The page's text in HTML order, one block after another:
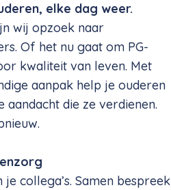
elke dag weer.
wij opzoek naar
Of het nu gaat om PG-
kwaliteit van leven. Met
aanpak help je ouderen
die ze verdienen.
collega’s. Samen bespreek